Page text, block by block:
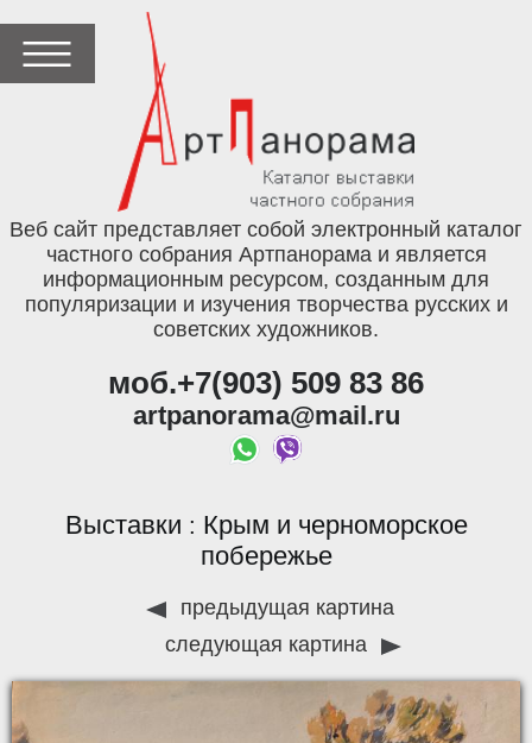
Веб сайт представляет собой электронный каталог
частного собрания Артпанорама и является
информационным ресурсом, созданным для
популяризации и изучения творчества русских и
советских художников.
моб.+7(903) 509 83 86
artpanorama@mail.ru
Выставки : Крым и черноморское
побережье
предыдущая картина
следующая картина